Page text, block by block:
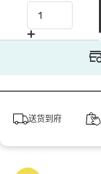
送货到府